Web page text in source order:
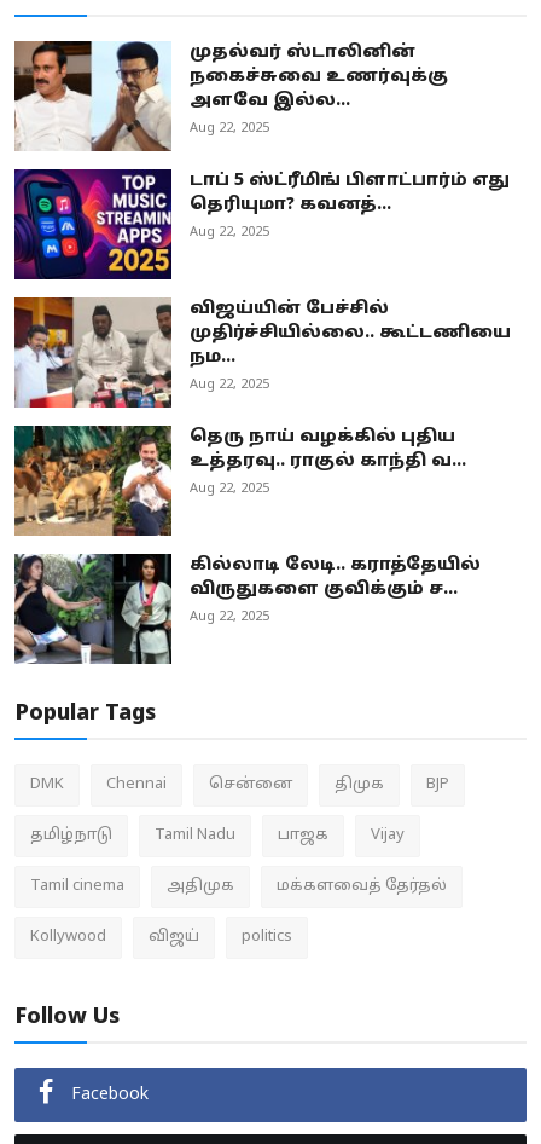
முதல்வர் ஸ்டாலினின்
நகைச்சுவை உணர்வுக்கு
அளவே இல்ல...
Aug 22, 2025
டாப் 5 ஸ்ட்ரீமிங் பிளாட்பார்ம் எது
தெரியுமா? கவனத்...
Aug 22, 2025
விஜய்யின் பேச்சில்
முதிர்ச்சியில்லை.. கூட்டணியை
நம...
Aug 22, 2025
தெரு நாய் வழக்கில் புதிய
உத்தரவு.. ராகுல் காந்தி வ...
Aug 22, 2025
கில்லாடி லேடி.. கராத்தேயில்
விருதுகளை குவிக்கும் ச...
Aug 22, 2025
Popular Tags
DMK Chennai சென்னை திமுக BJP
தமிழ்நாடு Tamil Nadu பாஜக Vijay
Tamil cinema அதிமுக மக்களவைத் தேர்தல்
Kollywood விஜய் politics
Follow Us
Facebook